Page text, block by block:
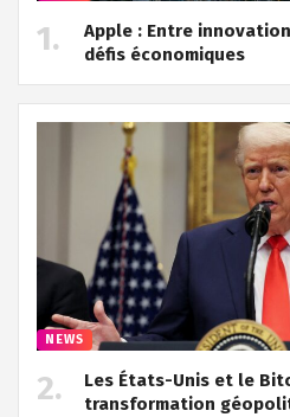
Apple : Entre
défis économiques
NEWS
Les États-Unis et le
transformation